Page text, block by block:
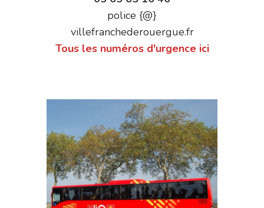
police {@}
villefranchederouergue.fr
Tous les numéros d'urgence ici